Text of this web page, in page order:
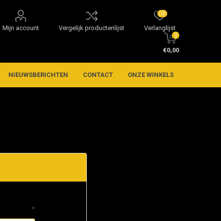
Mijn account Vergelijk productenlijst Verlanglijst
(0)
0
€0,00
NIEUWSBERICHTEN CONTACT ONZE WINKELS
*